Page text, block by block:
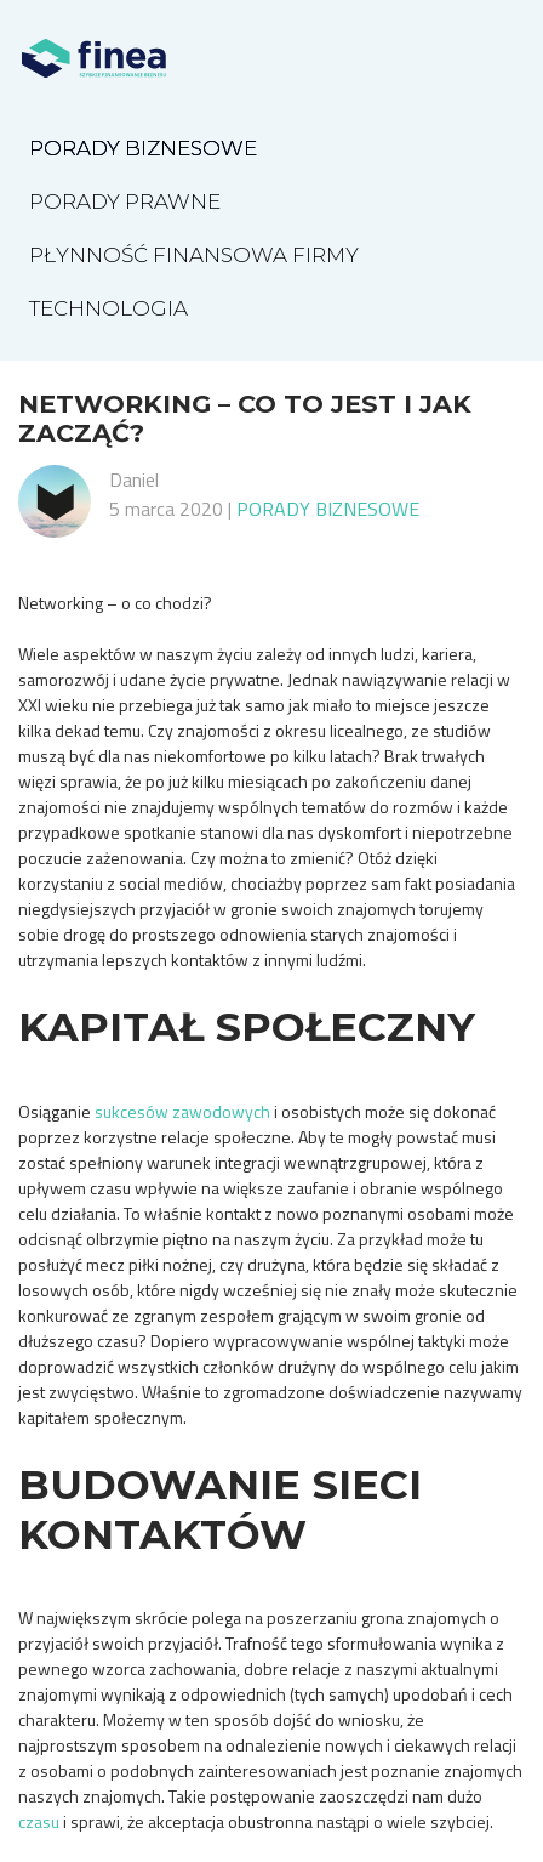
PORADY BIZNESOWE
PORADY PRAWNE
PŁYNNOŚĆ FINANSOWA FIRMY
TECHNOLOGIA
NETWORKING – CO TO JEST I JAK
ZACZĄĆ?
Daniel
5 marca 2020 | PORADY BIZNESOWE
Networking – o co chodzi?
Wiele aspektów w naszym życiu zależy od innych ludzi, kariera,
samorozwój i udane życie prywatne. Jednak nawiązywanie relacji w
XXI wieku nie przebiega już tak samo jak miało to miejsce jeszcze
kilka dekad temu. Czy znajomości z okresu licealnego, ze studiów
muszą być dla nas niekomfortowe po kilku latach? Brak trwałych
więzi sprawia, że po już kilku miesiącach po zakończeniu danej
znajomości nie znajdujemy wspólnych tematów do rozmów i każde
przypadkowe spotkanie stanowi dla nas dyskomfort i niepotrzebne
poczucie zażenowania. Czy można to zmienić? Otóż dzięki
korzystaniu z social mediów, chociażby poprzez sam fakt posiadania
niegdysiejszych przyjaciół w gronie swoich znajomych torujemy
sobie drogę do prostszego odnowienia starych znajomości i
utrzymania lepszych kontaktów z innymi ludźmi.
KAPITAŁ SPOŁECZNY
Osiąganie sukcesów zawodowychi osobistych może się dokonać
poprzez korzystne relacje społeczne. Aby te mogły powstać musi
zostać spełniony warunek integracji wewnątrzgrupowej, która z
upływem czasu wpływie na większe zaufanie i obranie wspólnego
celu działania. To właśnie kontakt z nowo poznanymi osobami może
odcisnąć olbrzymie piętno na naszym życiu. Za przykład może tu
posłużyć mecz piłki nożnej, czy drużyna, która będzie się składać z
losowych osób, które nigdy wcześniej się nie znały może skutecznie
konkurować ze zgranym zespołem grającym w swoim gronie od
dłuższego czasu? Dopiero wypracowywanie wspólnej taktyki może
doprowadzić wszystkich członków drużyny do wspólnego celu jakim
jest zwycięstwo. Właśnie to zgromadzone doświadczenie nazywamy
kapitałem społecznym.
BUDOWANIE SIECI
KONTAKTÓW
W największym skrócie polega na poszerzaniu grona znajomych o
przyjaciół swoich przyjaciół. Trafność tego sformułowania wynika z
pewnego wzorca zachowania, dobre relacje z naszymi aktualnymi
znajomymi wynikają z odpowiednich (tych samych) upodobań i cech
charakteru. Możemy w ten sposób dojść do wniosku, że
najprostszym sposobem na odnalezienie nowych i ciekawych relacji
z osobami o podobnych zainteresowaniach jest poznanie znajomych
naszych znajomych. Takie postępowanie zaoszczędzi nam dużo
czasui sprawi, że akceptacja obustronna nastąpi o wiele szybciej.